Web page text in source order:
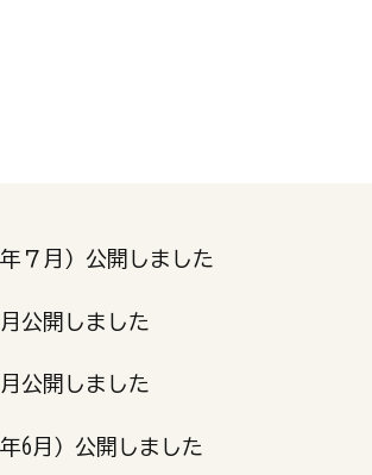
７月）公開しました
公開しました
公開しました
6月）公開しました